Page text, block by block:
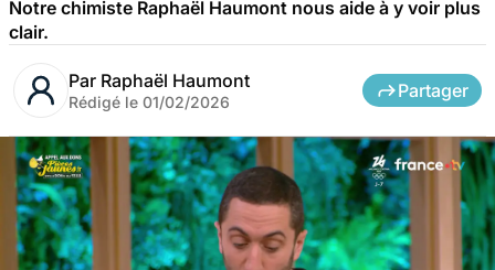
Notre chimiste Raphaël Haumont nous aide à y voir plus
clair.
Par Raphaël Haumont
Rédigé le 01/02/2026
Partager